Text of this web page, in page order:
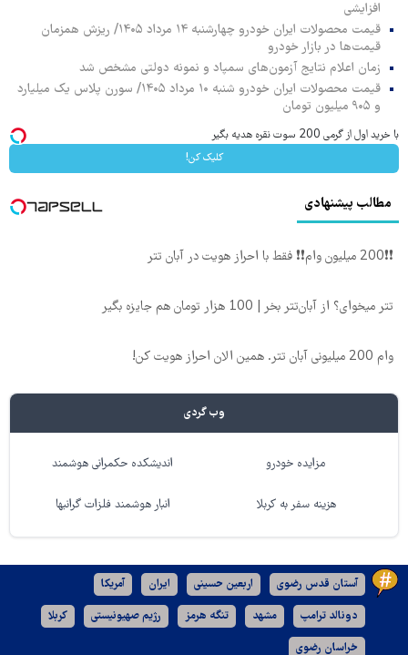
افزایشی
قیمت محصولات ایران خودرو چهارشنبه ۱۴ مرداد ۱۴۰۵/ ریزش همزمان
قیمت‌ها در بازار خودرو
زمان اعلام نتایج آزمون‌های سمپاد و نمونه دولتی مشخص شد
قیمت محصولات ایران خودرو شنبه ۱۰ مرداد ۱۴۰۵/ سورن پلاس یک میلیارد
و ۹۰۵ میلیون تومان
با خرید اول از گرمی 200 سوت نقره هدیه بگیر
کلیک کن!
مطالب پیشنهادی
❗❗200 میلیون وام❗❗ فقط با احراز هویت در آبان تتر
تتر میخوای؟ از آبان‌تتر بخر | 100 هزار تومان هم جایزه بگیر
وام 200 میلیونی آبان تتر. همین الان احراز هویت کن!
وب گردی
مزایده خودرو اندیشکده حکمرانی هوشمند
هزینه سفر به کربلا انبار هوشمند فلزات گرانبها
آستان قدس رضوی اربعین حسینی ایران آمریکا
دونالد ترامپ مشهد تنگه هرمز رژیم صهیونیستی کربلا
خراسان رضوی